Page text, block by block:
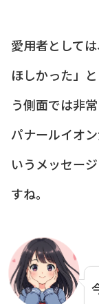
愛用者として
ほしかった」
う側面では非
パナールイオ
いうメッセー
すね。